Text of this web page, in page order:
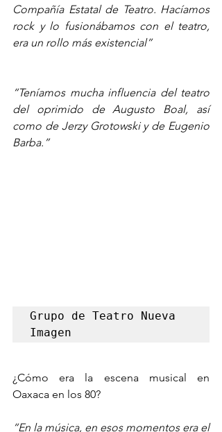
Compañía Estatal de Teatro. Hacíamos
rock y lo fusionábamos con el teatro,
era un rollo más existencial”
“Teníamos mucha influencia del teatro
del oprimido de Augusto Boal, así
como de Jerzy Grotowski y de Eugenio
Barba.”
Grupo de Teatro Nueva
Imagen
¿Cómo era la escena musical en
Oaxaca en los 80?
“En la música, en esos momentos era el